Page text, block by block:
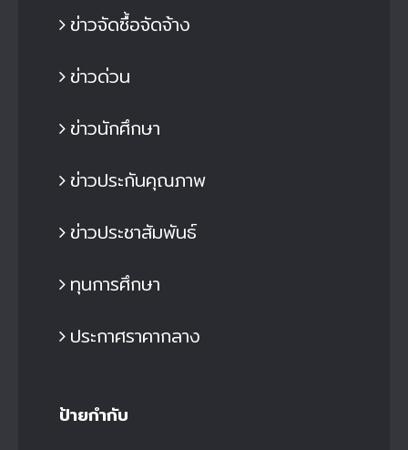
ข่าวจัดซื้อจัดจ้าง
ข่าวด่วน
ข่าวนักศึกษา
ข่าวประกันคุณภาพ
ข่าวประชาสัมพันธ์
ทุนการศึกษา
ประกาศราคากลาง
ป้ายกำกับ